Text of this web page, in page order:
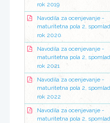
rok 2019
Navodila za ocenjevanje -
maturitetna pola 2,
rok 2020
Navodila za ocenjevanje -
maturitetna pola 2,
rok 2021
Navodila za ocenjevanje -
maturitetna pola 2,
rok 2022
Navodila za ocenjevanje -
maturitetna pola 2,